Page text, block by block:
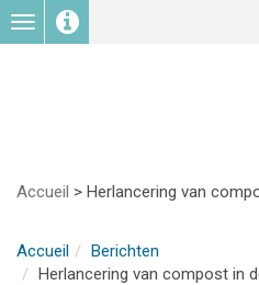
Toggle
navigation
Accueil > Herlancering van
Accueil
Berichten
Herlancering van compost in